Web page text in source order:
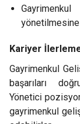
yönetilmesine
Kariyer
Gayrimenkul
başarıları
Yönetici
gayrimenkul